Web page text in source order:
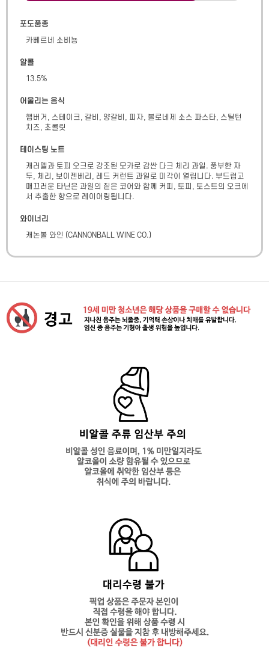
포도품종
카베르네 소비뇽
알콜
13.5%
어울리는 음식
햄버거, 스테이크, 갈비, 양갈비, 피자, 볼로네제 소스 파스타, 스틸턴
치즈, 초콜릿
테이스팅 노트
캐러멜과 토피 오크로 강조된 모카로 감싼 다크 체리 과일. 풍부한 자
두, 체리, 보이젠베리, 레드 커런트 과일로 미각이 열립니다. 부드럽고
매끄러운 타닌은 과일의 짙은 코어와 함께 커피, 토피, 토스트의 오크에
서 추출한 향으로 레이어링됩니다.
와이너리
캐논볼 와인 (CANNONBALL WINE CO.)